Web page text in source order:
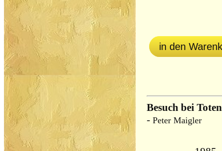
in den
Besuch bei
- Peter Maigler